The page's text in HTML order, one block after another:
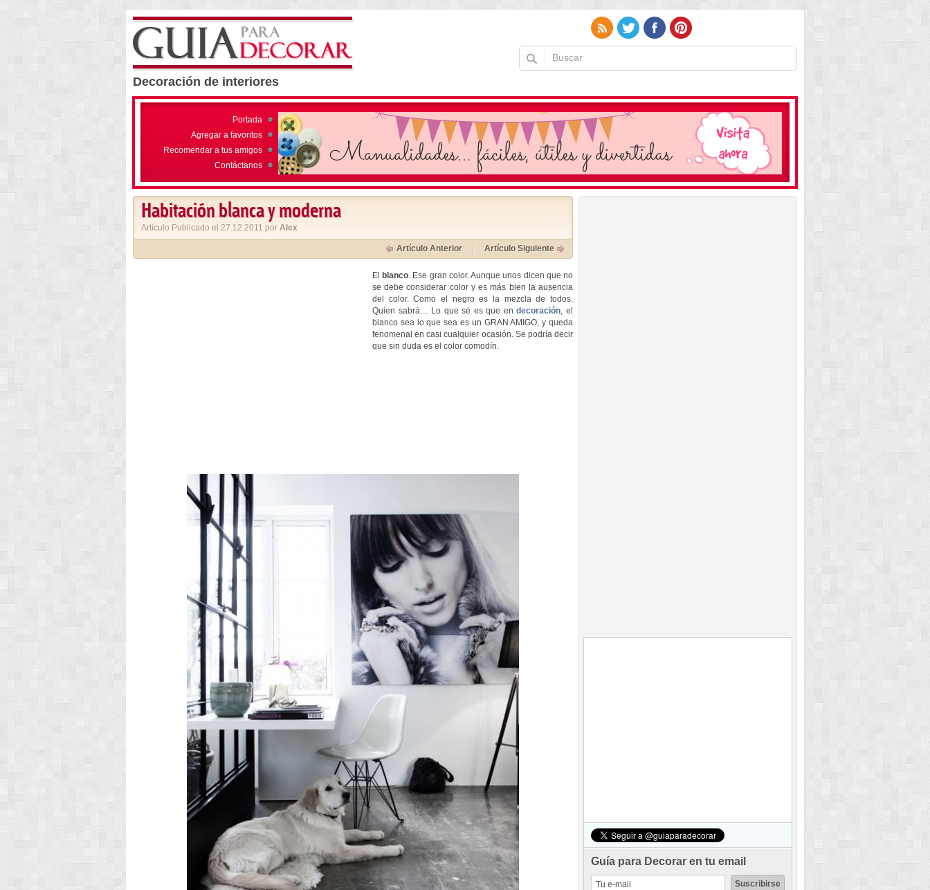
Decoración de interiores
Portada
Agregar a favoritos
Recomendar a tus amigos
Contáctanos
Habitación blanca y moderna
Artículo Publicado el 27.12.2011 por Alex
Artículo Anterior Artículo Siguiente
El blanco. Ese gran color. Aunque unos dicen que no
se debe considerar color y es más bien la ausencia
del color. Como el negro es la mezcla de todos.
Quien sabrá… Lo que sé es que endecoración, el
blanco sea lo que sea es un GRAN AMIGO, y queda
fenomenal en casi cualquier ocasión. Se podría decir
que sin duda es el color comodín.
Guía para Decorar en tu email